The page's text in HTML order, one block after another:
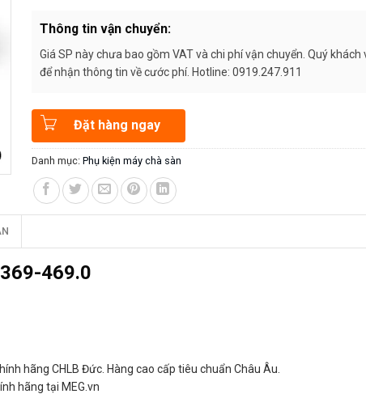
Thông tin vận chuyển:
Giá SP này chưa bao gồm VAT và chi phí vận chuyển. Quý khách
để nhận thông tin về cước phí. Hotline: 0919.247.911
Đặt hàng ngay
Danh mục: Phụ kiện máy chà sàn
469.0
hãng CHLB Đức. Hàng cao cấp tiêu chuẩn Châu Âu.
hãng tại MEG.vn